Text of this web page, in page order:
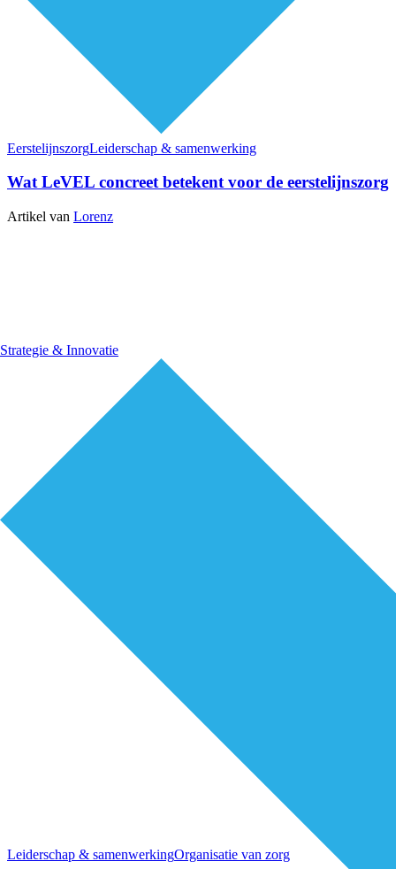
Strategie & Innovatie
EerstelijnszorgLeiderschap & samenwerking
Wat LeVEL concreet betekent voor de eerstelijnszorg
Artikel van Lorenz
Leiderschap & samenwerkingOrganisatie van zorg